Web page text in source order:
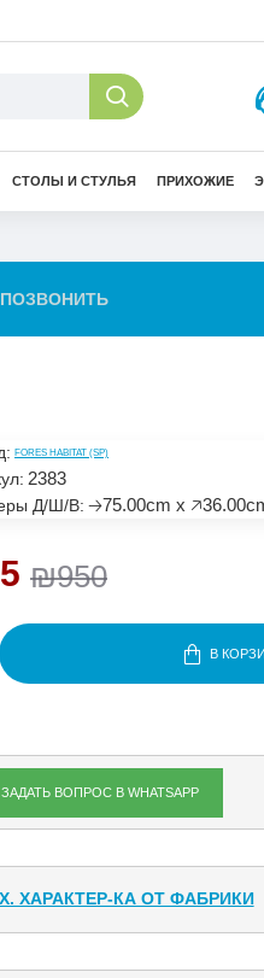
СТОЛЫ И СТУЛЬЯ ПРИХОЖИЕ
ПОЗВОНИТЬ
₪950
FORES HABITAT (SP)
2383
Д/Ш/В: 🡢75.00cm x
В
ЗАДАТЬ ВОПРОС В WHATSAPP
ХАРАКТЕР-КА ОТ ФАБРИКИ